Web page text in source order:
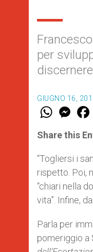
per
GIUGNO 16,
W
t
s
p
p
M
e
s
e
g
e
r
Share this
“Togliersi i
rispetto. Poi,
“chiari nella
vita”. Infine,
Parla per
pomeriggio a